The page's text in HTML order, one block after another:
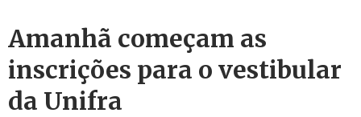
Amanhã começam as
inscrições para o vestibular
da Unifra